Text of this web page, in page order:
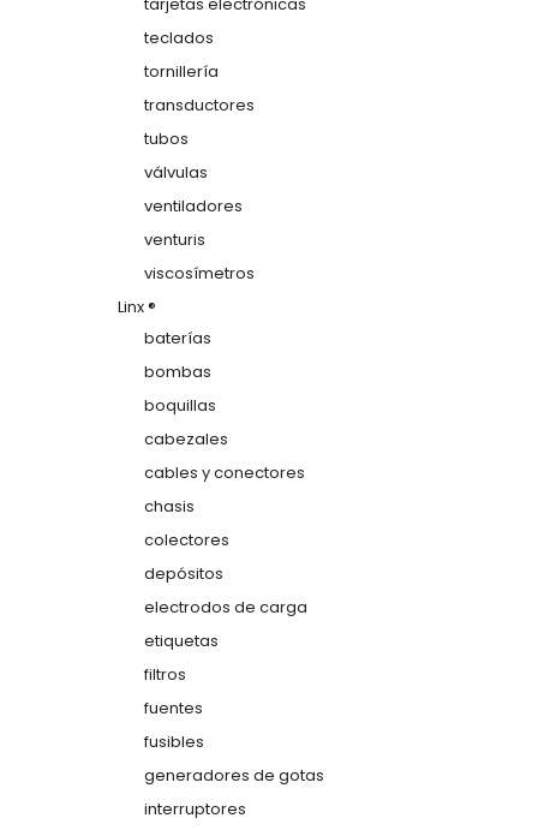
teclados
tornillería
transductores
tubos
válvulas
ventiladores
venturis
viscosímetros
Linx ®
baterías
bombas
boquillas
cabezales
cables y conectores
chasis
colectores
depósitos
electrodos de carga
etiquetas
filtros
fuentes
fusibles
generadores de gotas
interruptores